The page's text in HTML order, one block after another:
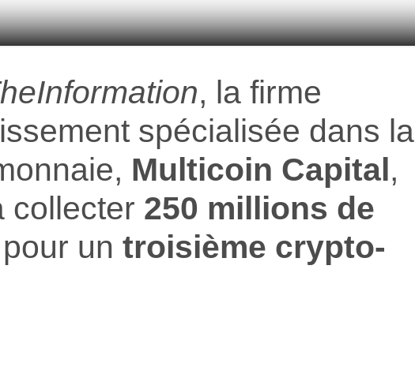
, la firme
spécialisée dans la
Multicoin Capital,
collecter 250 millions de
pour un troisième crypto-